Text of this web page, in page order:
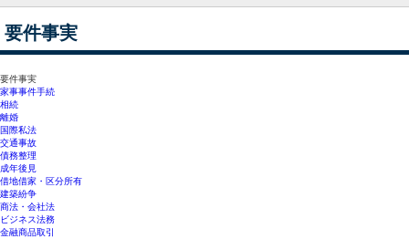
要件事実
要件事実
家事事件手続
相続
離婚
国際私法
交通事故
債務整理
成年後見
借地借家・区分所有
建築紛争
商法・会社法
ビジネス法務
金融商品取引